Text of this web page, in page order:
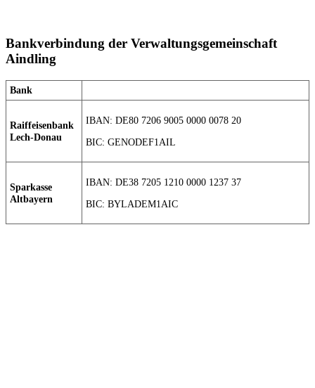
Bankverbindung der Verwaltungsgemeinschaft
Aindling
Bank
Raiffeisenbank
Lech-Donau
IBAN: DE80 7206 9005 0000 0078 20
BIC: GENODEF1AIL
Sparkasse
Altbayern
IBAN: DE38 7205 1210 0000 1237 37
BIC: BYLADEM1AIC